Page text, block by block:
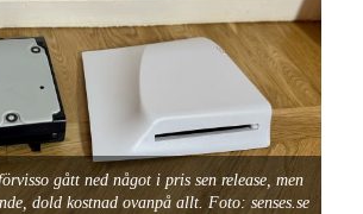
gått ned något i pris sen release, men
dold kostnad ovanpå allt. Foto: senses.se